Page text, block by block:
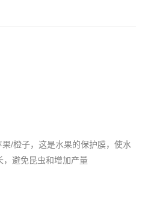
/橙子，这是水果的保护膜，使水
，避免昆虫和增加产量